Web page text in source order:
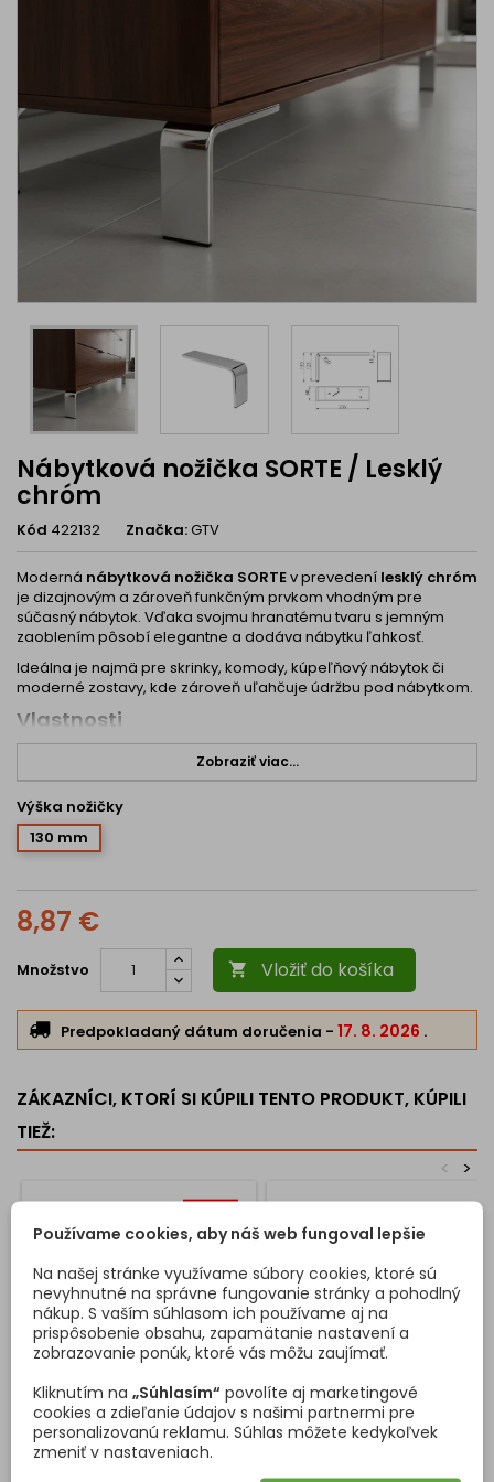
Nábytková nožička SORTE / Lesklý
chróm
Kód 422132 Značka:GTV
Moderná nábytková nožička SORTEv prevedení lesklý chróm
je dizajnovým a zároveň funkčným prvkom vhodným pre
súčasný nábytok. Vďaka svojmu hranatému tvaru s jemným
zaoblením pôsobí elegantne a dodáva nábytku ľahkosť.
Ideálna je najmä pre skrinky, komody, kúpeľňový nábytok či
moderné zostavy, kde zároveň uľahčuje údržbu pod nábytkom.
Vlastnosti
moderný a minimalistický dizajn
pevná kovová konštrukcia
lesklý chrómový povrch
stabilná opora nábytku
jednoduchá montáž
Technické parametre
Povrchová úprava:lesklý chróm
Výška:
130 mm (125 mm bez montážnej časti)
Dĺžka: 235 mm
Šírka profilu:60 mm
Hrúbka materiálu:11 mm
Rádius ohybu:R20
Montáž
upevnenie pomocou skrutiek cez montážnu plochu
Využitie
komody
skrinky
Nožička SORTE je ideálnym riešením pre tých, ktorí hľadajú
kombináciu moderného dizajnu, stability a kvalitného
spracovania.
Zobraziť viac...
Výška nožičky
130 mm
8,87 €
Množstvo  Vložiť do košíka
Predpokladaný dátum doručenia - 17. 8. 2026 .
ZÁKAZNÍCI, KTORÍ SI KÚPILI TENTO PRODUKT, KÚPILI
TIEŽ:
>
<
NÁBYTKOVÁ NOŽIČKA
COLORADO / ZLATÁ
MATNÁ
ÚCHYTKOVÝ PROFIL
CANSAS 3M / ČIERNA
Úchytkový profil bez nutnosti
Používame cookies, aby náš web fungoval lepšie
Na našej stránke využívame súbory cookies, ktoré sú
nevyhnutné na správne fungovanie stránky a pohodlný
nákup. S vaším súhlasom ich používame aj na
prispôsobenie obsahu, zapamätanie nastavení a
zobrazovanie ponúk, ktoré vás môžu zaujímať.
Kliknutím na „Súhlasím“ povolíte aj marketingové
cookies a zdieľanie údajov s našimi partnermi pre
personalizovanú reklamu. Súhlas môžete kedykoľvek
zmeniť v nastaveniach.